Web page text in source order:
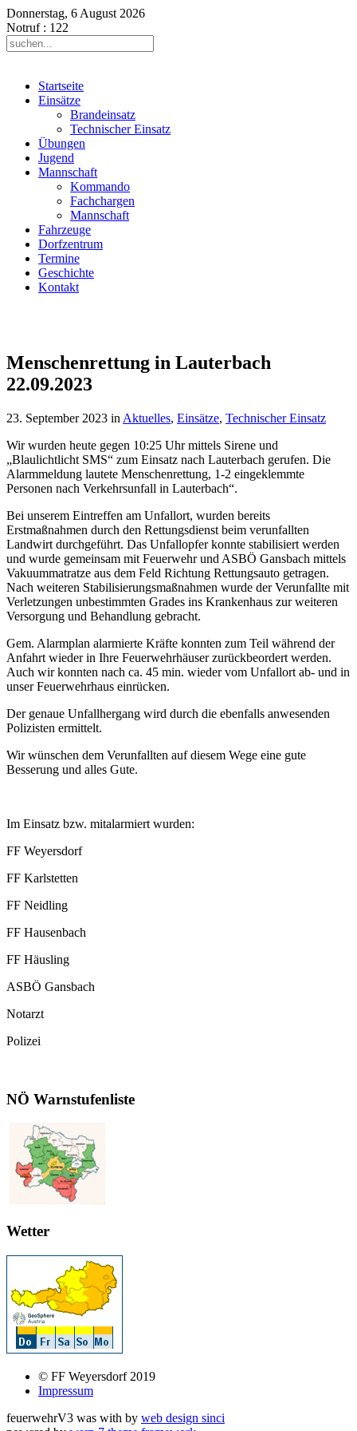
Donnerstag, 6 August 2026
Notruf: 122
Startseite
Einsätze
Brandeinsatz
Technischer Einsatz
Übungen
Jugend
Mannschaft
Kommando
Fachchargen
Mannschaft
Fahrzeuge
Dorfzentrum
Termine
Geschichte
Kontakt
Menschenrettung in Lauterbach
22.09.2023
23. September 2023 in Aktuelles, Einsätze, Technischer Einsatz
Wir wurden heute gegen 10:25 Uhr mittels Sirene und
„Blaulichtlicht SMS“ zum Einsatz nach Lauterbach gerufen. Die
Alarmmeldung lautete Menschenrettung, 1-2 eingeklemmte
Personen nach Verkehrsunfall in Lauterbach“.
Bei unserem Eintreffen am Unfallort, wurden bereits
Erstmaßnahmen durch den Rettungsdienst beim verunfallten
Landwirt durchgeführt. Das Unfallopfer konnte stabilisiert werden
und wurde gemeinsam mit Feuerwehr und ASBÖ Gansbach mittels
Vakuummatratze aus dem Feld Richtung Rettungsauto getragen.
Nach weiteren Stabilisierungsmaßnahmen wurde der Verunfallte mit
Verletzungen unbestimmten Grades ins Krankenhaus zur weiteren
Versorgung und Behandlung gebracht.
Gem. Alarmplan alarmierte Kräfte konnten zum Teil während der
Anfahrt wieder in Ihre Feuerwehrhäuser zurückbeordert werden.
Auch wir konnten nach ca. 45 min. wieder vom Unfallort ab- und in
unser Feuerwehrhaus einrücken.
Der genaue Unfallhergang wird durch die ebenfalls anwesenden
Polizisten ermittelt.
Wir wünschen dem Verunfallten auf diesem Wege eine gute
Besserung und alles Gute.
Im Einsatz bzw. mitalarmiert wurden:
FF Weyersdorf
FF Karlstetten
FF Neidling
FF Hausenbach
FF Häusling
ASBÖ Gansbach
Notarzt
Polizei
NÖ Warnstufenliste
Wetter
© FF Weyersdorf 2019
Impressum
feuerwehrV3 was with by web design sinci